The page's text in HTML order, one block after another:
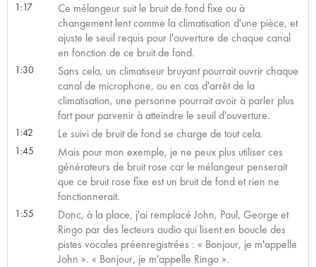
1:17
Ce mélangeur suit le bruit de fond fixe ou à
changement lent comme la climatisation d'une pièce, et
ajuste le seuil requis pour l'ouverture de chaque canal
en fonction de ce bruit de fond.
1:30
Sans cela, un climatiseur bruyant pourrait ouvrir chaque
canal de microphone, ou en cas d'arrêt de la
climatisation, une personne pourrait avoir à parler plus
fort pour parvenir à atteindre le seuil d'ouverture.
1:42 Le suivi de bruit de fond se charge de tout cela.
1:45
Mais pour mon exemple, je ne peux plus utiliser ces
générateurs de bruit rose car le mélangeur penserait
que ce bruit rose fixe est un bruit de fond et rien ne
fonctionnerait.
1:55
Donc, à la place, j'ai remplacé John, Paul, George et
Ringo par des lecteurs audio qui lisent en boucle des
pistes vocales préenregistrées : « Bonjour, je m'appelle
John ». « Bonjour, je m'appelle Ringo ».